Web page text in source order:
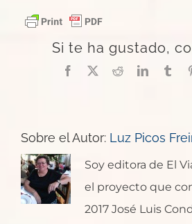
Si te ha gustado,
Facebook
X RedditLinkedIn
Sobre el Autor: Luz Picos
Soy editora de El
el proyecto que
2017 José Luis